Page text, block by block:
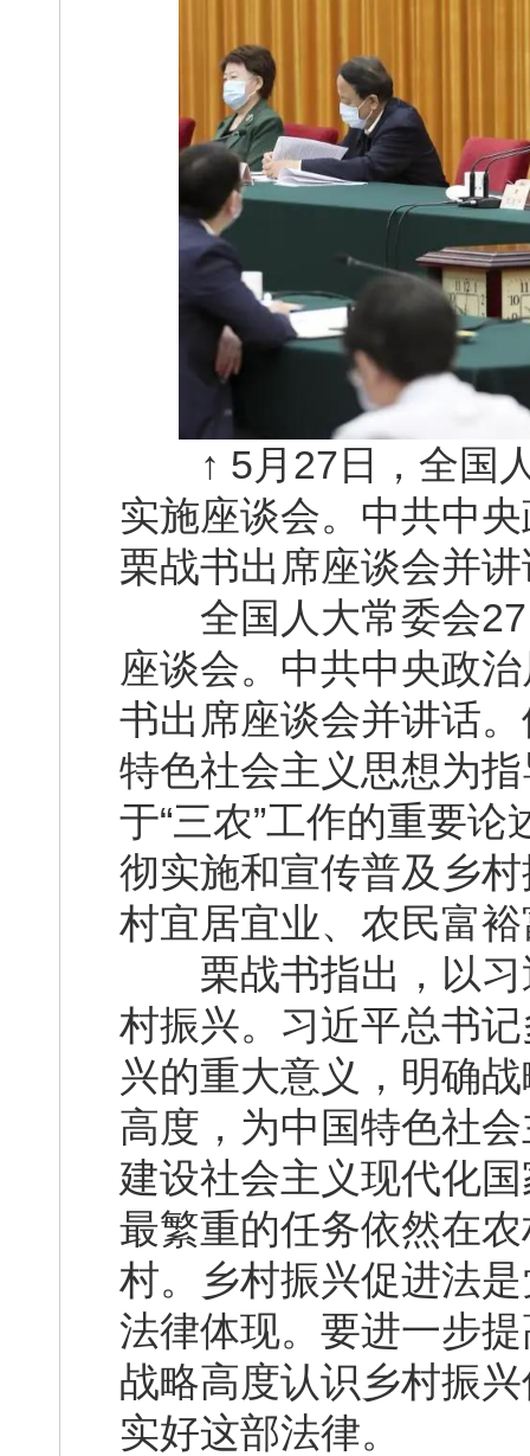
↑ 5月27日，全国人
实施座谈会。中共中
栗战书出席座谈会并
全国人大常委会27
座谈会。中共中央政
书出席座谈会并讲话
特色社会主义思想为
于“三农”工作的重要
彻实施和宣传普及乡
村宜居宜业、农民富
栗战书指出，以习
村振兴。习近平总书
兴的重大意义，明确
高度，为中国特色社
建设社会主义现代化
最繁重的任务依然在
村。乡村振兴促进法
法律体现。要进一步
战略高度认识乡村振
实好这部法律。